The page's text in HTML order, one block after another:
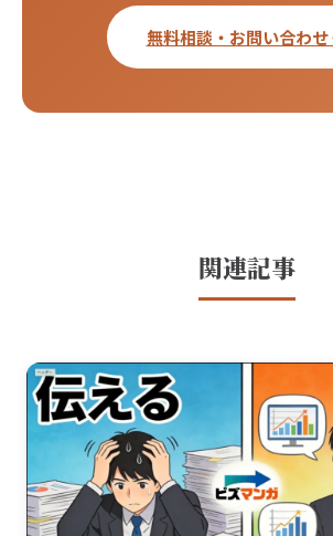
無料相談・お問い合わ
関連記事